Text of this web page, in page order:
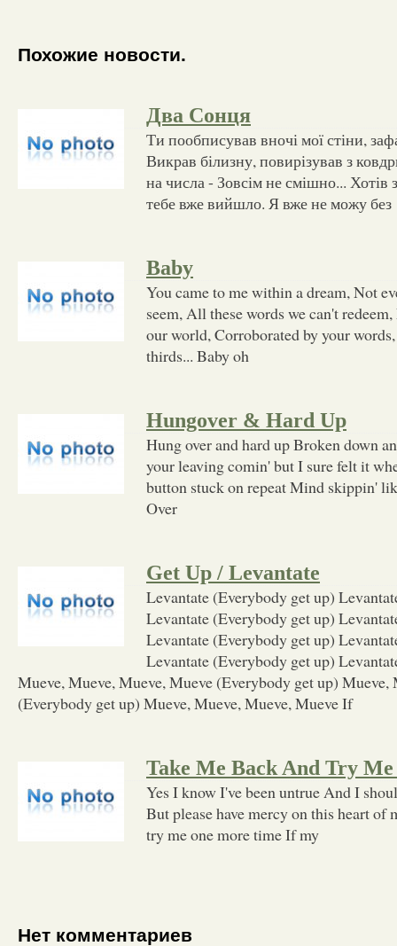
Похожие новости.
Два Cонця
Ти пообписував вночі мої стіни,
Викрав білизну, повирізував з
на числа - Зовсім не смішно... Хотів
тебе вже вийшло. Я вже не можу без
Baby
You came to me within a dream, Not
seem, All these words we can't
our world, Corroborated by your
thirds... Baby oh
Hungover & Hard Up
Hung over and hard up Broken down
your leaving comin' but I sure felt it
button stuck on repeat Mind skippin'
Over
Get Up / Levantate
Levantate (Everybody get up)
Levantate (Everybody get up)
Levantate (Everybody get up)
Levantate (Everybody get up)
Mueve, Mueve, Mueve, Mueve (Everybody get up) Mueve,
(Everybody get up) Mueve, Mueve, Mueve, Mueve If
Take Me Back And Try
Yes I know I've been untrue And I
But please have mercy on this heart of
try me one more time If my
Нет комментариев